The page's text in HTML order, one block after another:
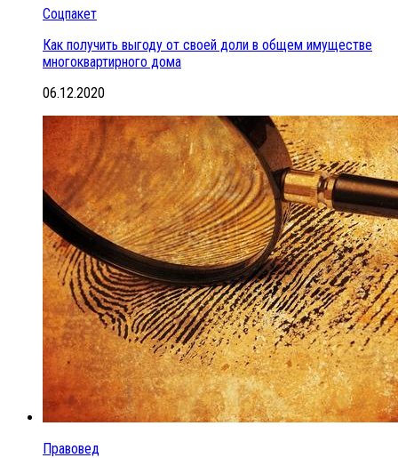
Соцпакет
Как получить выгоду от своей доли в общем имуществе
многоквартирного дома
06.12.2020
Правовед